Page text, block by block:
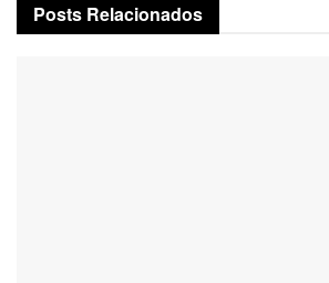
Posts Relacionados